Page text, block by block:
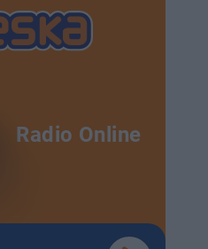
Radio Online